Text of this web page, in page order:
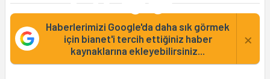
Haberlerimizi Google'da daha sık görmek
için bianet'i tercih ettiğiniz haber
kaynaklarına ekleyebilirsiniz...
×